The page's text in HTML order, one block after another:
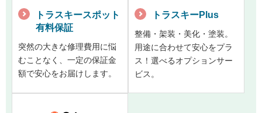
トラスキースポット
有料保証
突然の大きな修理費用に悩
むことなく、一定の保証金
額で安心をお届けします。
トラスキーPlus
整備・架装・美化・塗装。
用途に合わせて安心をプラ
ス！選べるオプションサー
ビス。